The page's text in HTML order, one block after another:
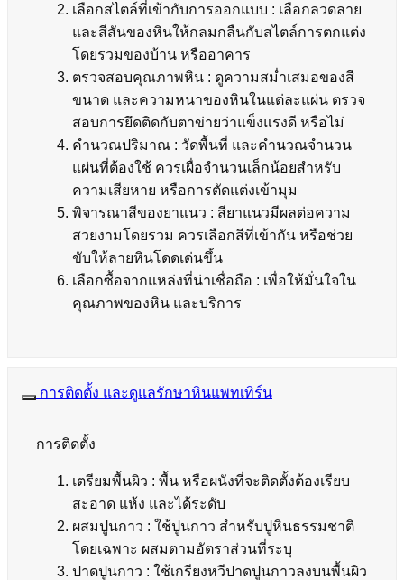
เลือกสไตล์ที่เข้ากับการออกแบบ : เลือกลวดลาย
และสีสันของหินให้กลมกลืนกับสไตล์การตกแต่ง
โดยรวมของบ้าน หรืออาคาร
ตรวจสอบคุณภาพหิน : ดูความสม่ำเสมอของสี
ขนาด และความหนาของหินในแต่ละแผ่น ตรวจ
สอบการยึดติดกับตาข่ายว่าแข็งแรงดี หรือไม่
คำนวณปริมาณ : วัดพื้นที่ และคำนวณจำนวน
แผ่นที่ต้องใช้ ควรเผื่อจำนวนเล็กน้อยสำหรับ
ความเสียหาย หรือการตัดแต่งเข้ามุม
พิจารณาสีของยาแนว : สียาแนวมีผลต่อความ
สวยงามโดยรวม ควรเลือกสีที่เข้ากัน หรือช่วย
ขับให้ลายหินโดดเด่นขึ้น
เลือกซื้อจากแหล่งที่น่าเชื่อถือ : เพื่อให้มั่นใจใน
คุณภาพของหิน และบริการ
การติดตั้ง และดูแลรักษาหินแพทเทิร์น
การติดตั้ง
เตรียมพื้นผิว : พื้น หรือผนังที่จะติดตั้งต้องเรียบ
สะอาด แห้ง และได้ระดับ
ผสมปูนกาว : ใช้ปูนกาว สำหรับปูหินธรรมชาติ
โดยเฉพาะ ผสมตามอัตราส่วนที่ระบุ
ปาดปูนกาว : ใช้เกรียงหวีปาดปูนกาวลงบนพื้นผิว